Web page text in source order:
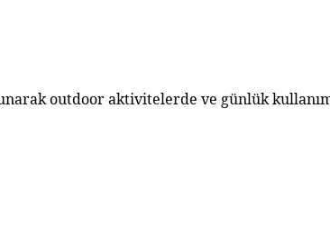
outdoor aktivitelerde ve günlük